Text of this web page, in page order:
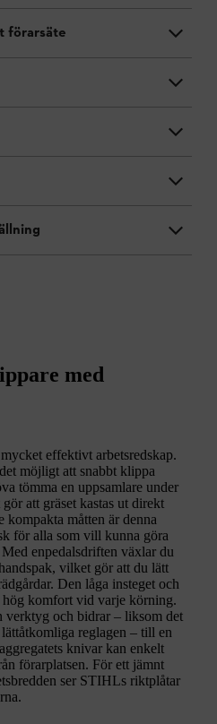
förarsäte
med
effektivt arbetsredskap.
möjligt att snabbt klippa
tömma en uppsamlare under
att gräset kastas ut direkt
måtten är denna
för alla som vill kunna göra
enpedalsdriften växlar du
vilket gör att du lätt
Den låga insteget och
hög komfort vid varje körning.
verktyg och bidrar – liksom det
reglagen – till en
knivar kan enkelt
förarplatsen. För ett jämnt
ser STIHLs riktplåtar